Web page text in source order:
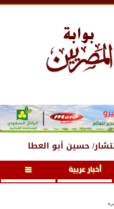
حسين أبو العطا
أخبار عربية